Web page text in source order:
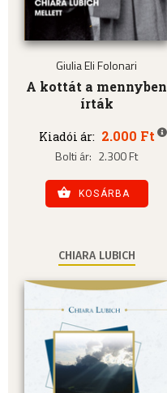
Giulia Eli Folonari
A kottát a mennyben
írták
Kiadói ár: 2.000 Ft
Bolti ár: 2.300 Ft
KOSÁRBA
CHIARA LUBICH